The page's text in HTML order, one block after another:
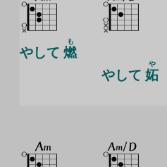
やして 燃
も
やして 妬
や